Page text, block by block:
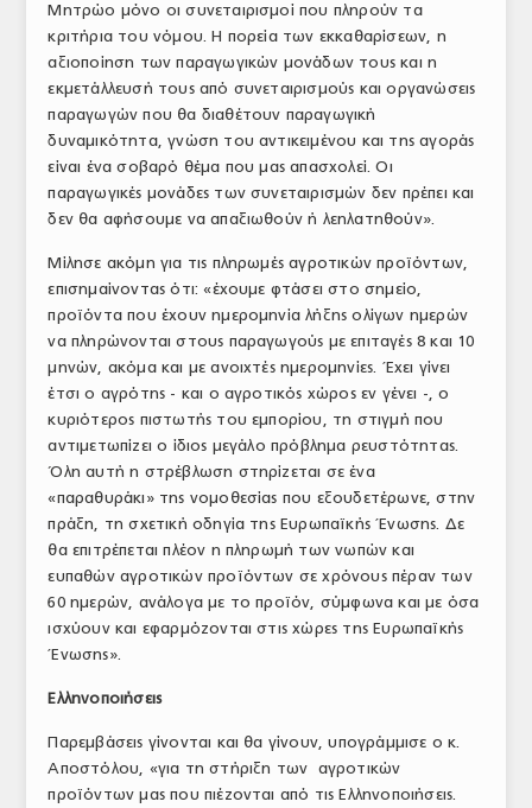
Μητρώο μόνο οι συνεταιρισμοί που πληρούν τα
κριτήρια του νόμου. Η πορεία των εκκαθαρίσεων, η
αξιοποίηση των παραγωγικών μονάδων τους και η
εκμετάλλευσή τους από συνεταιρισμούς και οργανώσεις
παραγωγών που θα διαθέτουν παραγωγική
δυναμικότητα, γνώση του αντικειμένου και της αγοράς
είναι ένα σοβαρό θέμα που μας απασχολεί. Οι
παραγωγικές μονάδες των συνεταιρισμών δεν πρέπει και
δεν θα αφήσουμε να απαξιωθούν ή λεηλατηθούν».
Μίλησε ακόμη για τις πληρωμές αγροτικών προϊόντων,
επισημαίνοντας ότι: «έχουμε φτάσει στο σημείο,
προϊόντα που έχουν ημερομηνία λήξης ολίγων ημερών
να πληρώνονται στους παραγωγούς με επιταγές 8 και 10
μηνών, ακόμα και με ανοιχτές ημερομηνίες. Έχει γίνει
έτσι ο αγρότης - και ο αγροτικός χώρος εν γένει -, ο
κυριότερος πιστωτής του εμπορίου, τη στιγμή που
αντιμετωπίζει ο ίδιος μεγάλο πρόβλημα ρευστότητας.
Όλη αυτή η στρέβλωση στηρίζεται σε ένα
«παραθυράκι» της νομοθεσίας που εξουδετέρωνε, στην
πράξη, τη σχετική οδηγία της Ευρωπαϊκής Ένωσης. Δε
θα επιτρέπεται πλέον η πληρωμή των νωπών και
ευπαθών αγροτικών προϊόντων σε χρόνους πέραν των
60 ημερών, ανάλογα με το προϊόν, σύμφωνα και με όσα
ισχύουν και εφαρμόζονται στις χώρες της Ευρωπαϊκής
Ένωσης».
Ελληνοποιήσεις
Παρεμβάσεις γίνονται και θα γίνουν, υπογράμμισε ο κ.
Αποστόλου, «για τη στήριξη των αγροτικών
προϊόντων μας που πιέζονται από τις Ελληνοποιήσεις.